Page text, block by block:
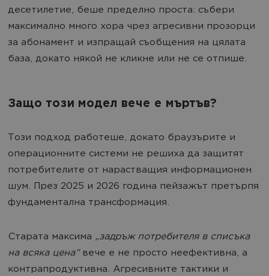
десетилетие, беше пределно проста: събери
максимално много хора чрез агресивни прозорци
за абонамент и изпращай съобщения на цялата
база, докато някой не кликне или не се отпише.
Защо този модел вече е мъртъв?
Този подход работеше, докато браузърите и
операционните системи не решиха да защитят
потребителите от нарастващия информационен
шум. През 2025 и 2026 година пейзажът претърпя
фундаментална трансформация.
Старата максима „задръж потребителя в списъка
на всяка цена“вече е не просто неефективна, а
контрапродуктивна. Агресивните тактики и